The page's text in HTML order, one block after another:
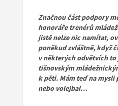
Značnou část podpory
honoráře trenérů
jistě nelze nic namítat,
poněkud zvláštně, když
v některých odvětvích to
tišnovským
k pěti. Mám teď na mysli
nebo volejbal…